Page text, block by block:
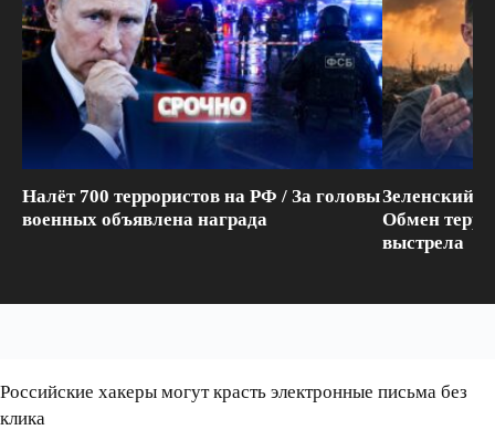
Налёт 700 террористов на РФ / За головы
военных объявлена награда
Зеленский
Обмен
выстрела
Российские хакеры могут красть электронные письма без
клика